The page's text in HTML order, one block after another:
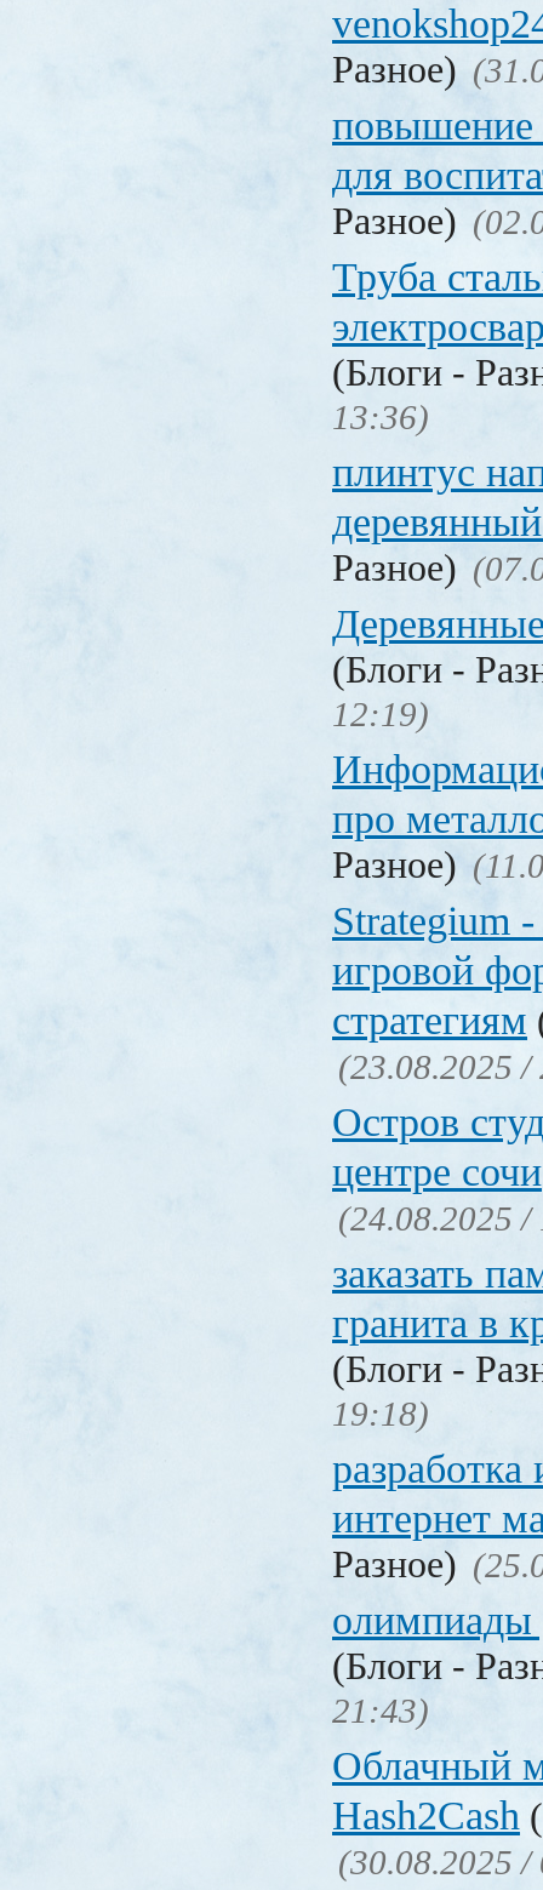
Разное)
повышение
для
Разное)
Труба
(Блоги -
13:36)
плинтус
Разное)
(Блоги -
12:19)
про
Разное)
Strategium
игровой
стратегиям
(23.08.2025 /
Остров
центре сочи
(24.08.2025 /
заказать
гранита в
(Блоги -
19:18)
интернет
Разное)
олимпиады
(Блоги -
21:43)
Облачный
Hash2Cash
(30.08.2025 /